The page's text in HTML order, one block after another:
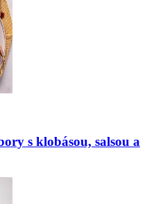
s klobásou, salsou a